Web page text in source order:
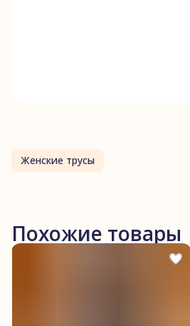
Женские трусы
Похожие товары